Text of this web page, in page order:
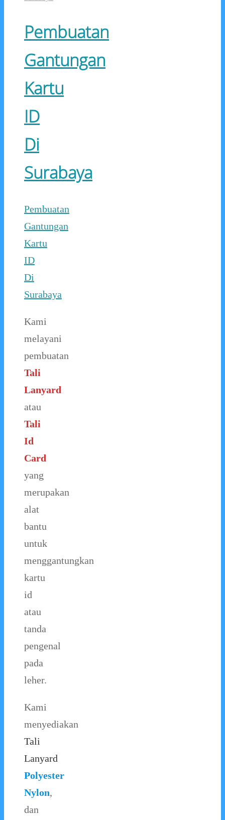
Pembuatan
Gantungan
Kartu
ID
Di
Surabaya
Pembuatan
Gantungan
Kartu
ID
Di
Surabaya
Kami
melayani
pembuatan
Tali
Lanyard
atau
Tali
Id
Card
yang
merupakan
alat
bantu
untuk
menggantungkan
kartu
id
atau
tanda
pengenal
pada
leher.
Kami
menyediakan
Tali
Lanyard
Polyester
Nylon,
dan